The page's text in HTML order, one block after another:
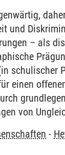
und
– als
schulischer
einen
von
-